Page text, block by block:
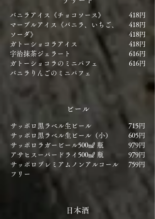
バニラアイス《チョコソース》
マーブルアイス《バニラ、いちご、
ソーダ》
ガトーショコラアイス
宇治抹茶ジェラート
ガトーショコラのミニパフェ
​バニラりんごのミニパフェ
418円
418円
418円
418円
616円
616円
ビール
サッポロ黒ラベル生ビール
サッポロ黒ラベル生ビール（小）
サッポロラガービール500㎖ 瓶
アサヒスーパードライ500㎖ 瓶
サッポロプレミアムノンアルコール
フリー
715円
605円
979円
979円
759円
日本酒